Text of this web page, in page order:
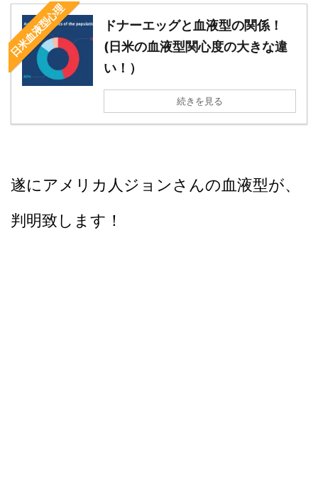
日米血液型心理
ドナーエッグと血液型の関係！
(日米の血液型関心度の大きな違
い！）
続きを見る
遂にアメリカ人ジョンさんの血液型が、
判明致します！